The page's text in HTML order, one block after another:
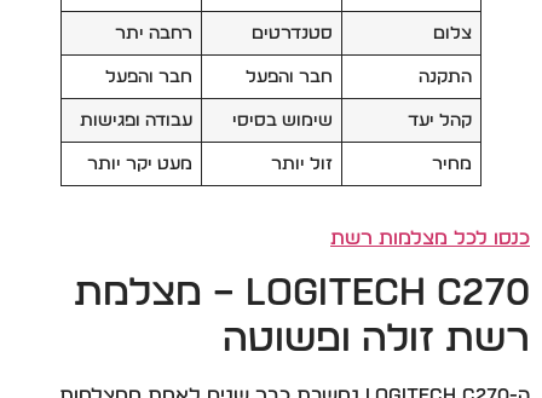
צלום סטנדרטים רחבה יתר
התקנה חבר והפעל חבר והפעל
קהל יעד שימוש בסיסי עבודה ופגישות
מחיר זול יותר מעט יקר יותר
כנסו לכל מצלמות רשת
Logitech C270 – מצלמת
רשת זולה ופשוטה